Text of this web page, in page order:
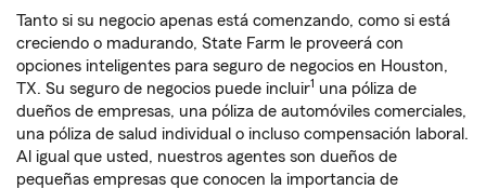
Tanto si su negocio apenas está comenzando, como si está
creciendo o madurando, State Farm le proveerá con
opciones inteligentes para seguro de negocios en Houston,
TX. Su seguro de negocios puede incluir1 una póliza de
dueños de empresas, una póliza de automóviles comerciales,
una póliza de salud individual o incluso compensación laboral.
Al igual que usted, nuestros agentes son dueños de
pequeñas empresas que conocen la importancia de